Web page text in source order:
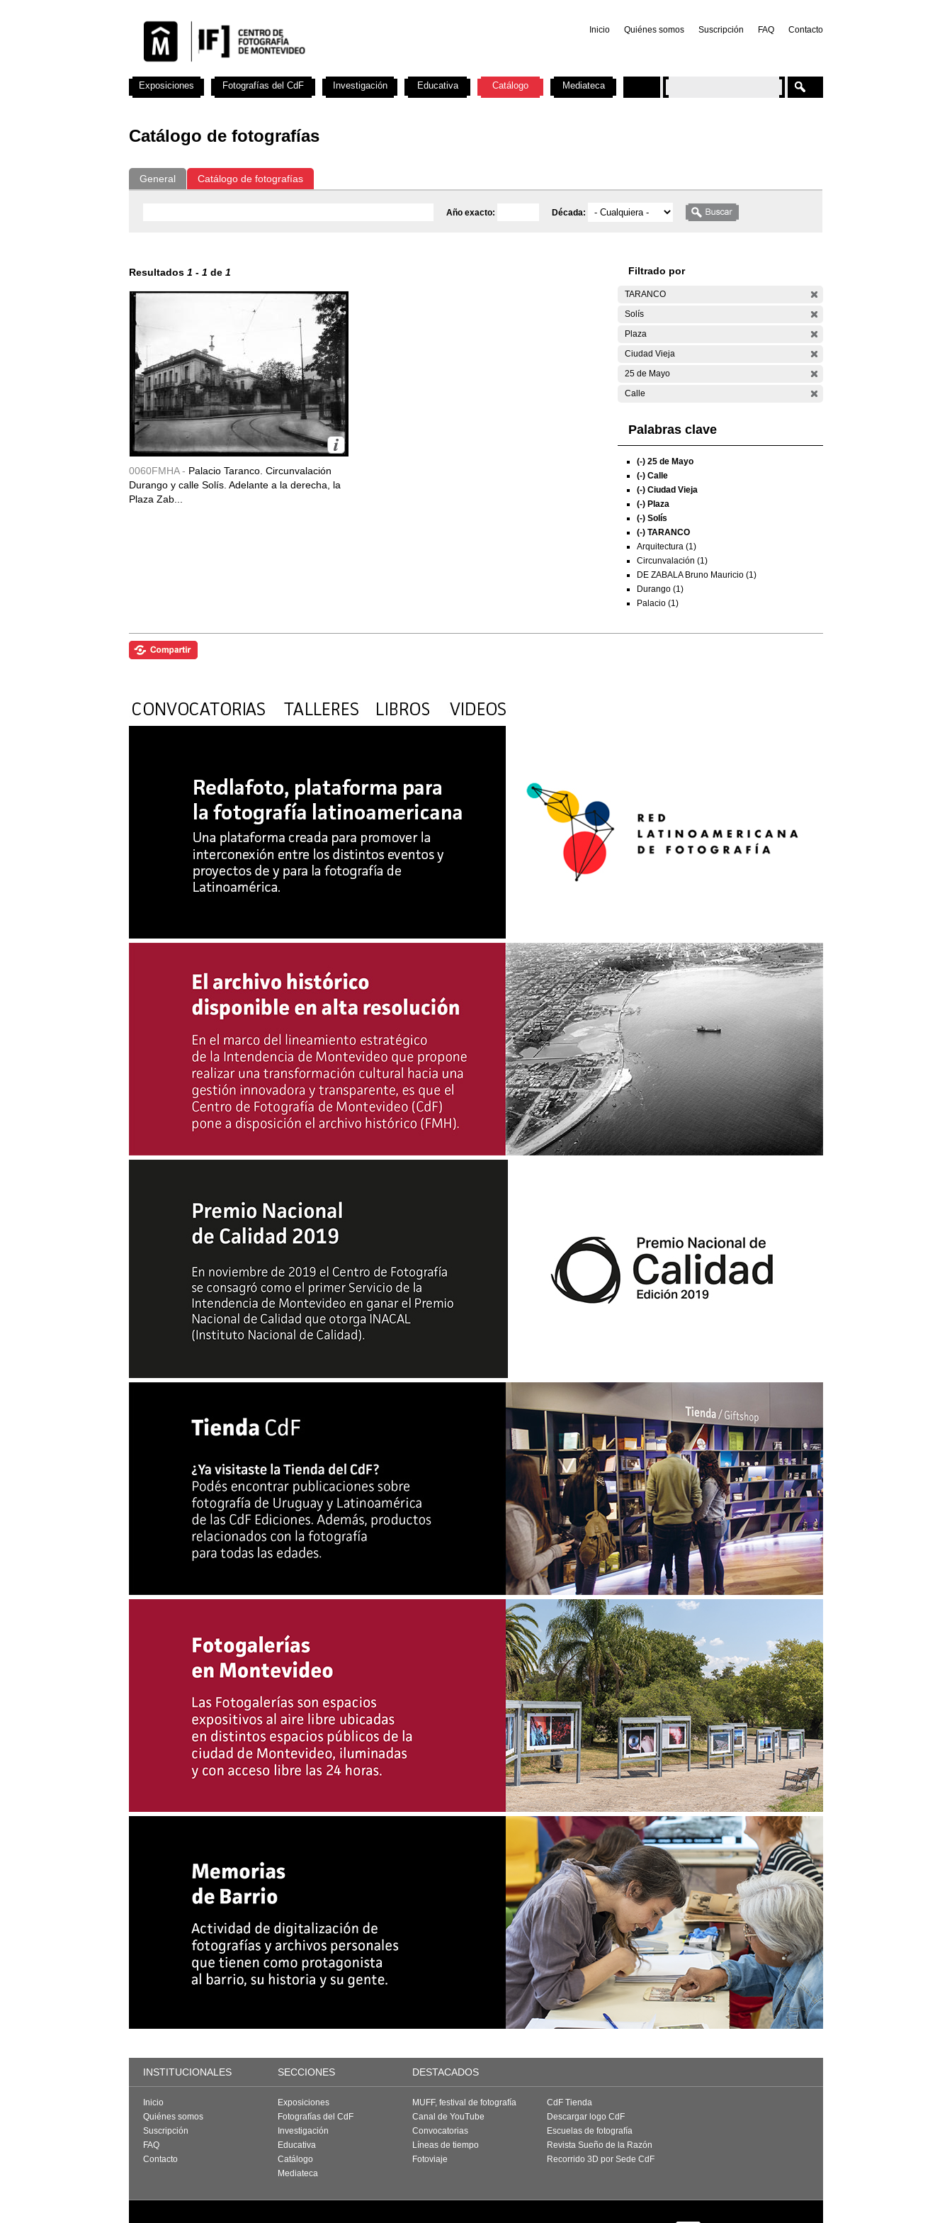
Inicio Quiénes somos Suscripción FAQ Contacto
Catálogo de fotografías
General Catálogo de fotografías
Año exacto: Década:
Resultados 1 - 1 de 1
0060FMHA - Palacio Taranco. Circunvalación
Durango y calle Solís. Adelante a la derecha, la
Plaza Zab...
Filtrado por
TARANCO
Solís
Plaza
Ciudad Vieja
25 de Mayo
Calle
Palabras clave
(-) 25 de Mayo
(-) Calle
(-) Ciudad Vieja
(-) Plaza
(-) Solís
(-) TARANCO
Arquitectura (1)
Circunvalación (1)
DE ZABALA Bruno Mauricio (1)
Durango (1)
Palacio (1)
Exposiciones Fotografías del CdF Investigación Educativa Catálogo Mediateca
INSTITUCIONALES SECCIONES DESTACADOS
Inicio
Quiénes somos
Suscripción
FAQ
Contacto
Exposiciones
Fotografías del CdF
Investigación
Educativa
Catálogo
Mediateca
MUFF, festival de fotografía
Canal de YouTube
Convocatorias
Líneas de tiempo
Fotoviaje
CdF Tienda
Descargar logo CdF
Escuelas de fotografía
Revista Sueño de la Razón
Recorrido 3D por Sede CdF